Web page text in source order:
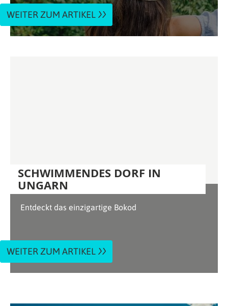
WEITER ZUM ARTIKEL
SCHWIMMENDES DORF IN
UNGARN
Entdeckt das einzigartige Bokod
WEITER ZUM ARTIKEL